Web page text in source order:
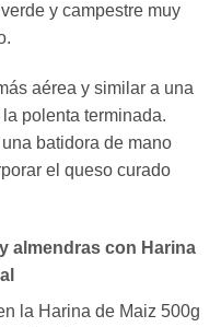
y campestre muy
aérea y similar a una
polenta terminada.
batidora de mano
el queso curado
almendras con Harina
la Harina de Maiz 500g